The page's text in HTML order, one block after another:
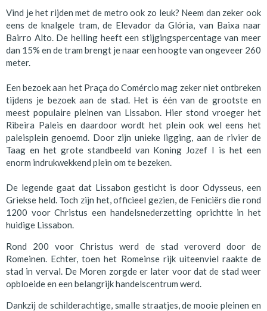
Vind je het rijden met de metro ook zo leuk? Neem dan zeker ook
eens de knalgele tram, de Elevador da Glória, van Baixa naar
Bairro Alto. De helling heeft een stijgingspercentage van meer
dan 15% en de tram brengt je naar een hoogte van ongeveer 260
meter.
Een bezoek aan het Praça do Comércio mag zeker niet ontbreken
tijdens je bezoek aan de stad. Het is één van de grootste en
meest populaire pleinen van Lissabon. Hier stond vroeger het
Ribeira Paleis en daardoor wordt het plein ook wel eens het
paleisplein genoemd. Door zijn unieke ligging, aan de rivier de
Taag en het grote standbeeld van Koning Jozef I is het een
enorm indrukwekkend plein om te bezeken.
De legende gaat dat Lissabon gesticht is door Odysseus, een
Griekse held. Toch zijn het, officieel gezien, de Feniciërs die rond
1200 voor Christus een handelsnederzetting oprichtte in het
huidige Lissabon.
Rond 200 voor Christus werd de stad veroverd door de
Romeinen. Echter, toen het Romeinse rijk uiteenviel raakte de
stad in verval. De Moren zorgde er later voor dat de stad weer
opbloeide en een belangrijk handelscentrum werd.
Dankzij de schilderachtige, smalle straatjes, de mooie pleinen en